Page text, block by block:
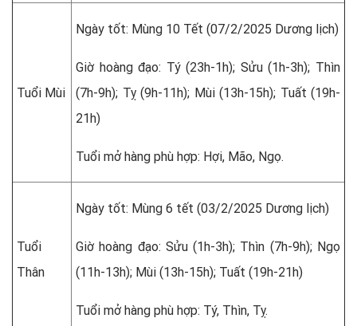
Tuổi Mùi
Ngày tốt: Mùng 10 Tết (07/2/2025 Dương lịch)
Giờ hoàng đạo: Tý (23h-1h); Sửu (1h-3h); Thìn
(7h-9h); Tỵ (9h-11h); Mùi (13h-15h); Tuất (19h-
21h)
Tuổi mở hàng phù hợp: Hợi, Mão, Ngọ.
Tuổi
Thân
Ngày tốt: Mùng 6 tết (03/2/2025 Dương lịch)
Giờ hoàng đạo: Sửu (1h-3h); Thìn (7h-9h); Ngọ
(11h-13h); Mùi (13h-15h); Tuất (19h-21h)
Tuổi mở hàng phù hợp: Tý, Thìn, Tỵ.